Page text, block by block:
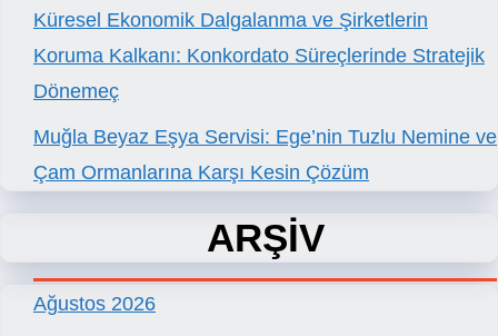
Küresel Ekonomik Dalgalanma ve Şirketlerin
Koruma Kalkanı: Konkordato Süreçlerinde Stratejik
Dönemeç
Muğla Beyaz Eşya Servisi: Ege’nin Tuzlu Nemine ve
Çam Ormanlarına Karşı Kesin Çözüm
ARŞİV
Ağustos 2026